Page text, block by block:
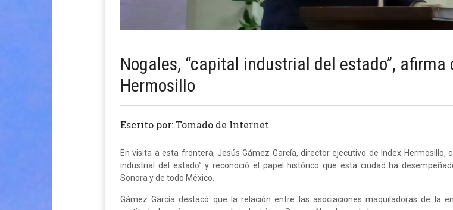
Nogales, “capital industrial del estado”,
Hermosillo
Escrito por: Tomado de Internet
En visita a esta frontera, Jesús Gámez García, director ejecutivo de Index Hermosillo,
industrial del estado” y reconoció el papel histórico que esta ciudad ha
Sonora y de todo México.
Gámez García destacó que la relación entre las asociaciones maquiladoras de la